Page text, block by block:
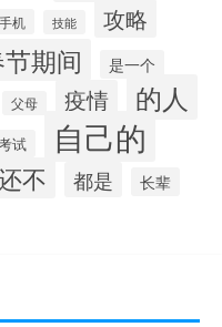
手机 技能 攻略
期间 是一个
父母 疫情 的人
试 自己的
不 都是 长辈